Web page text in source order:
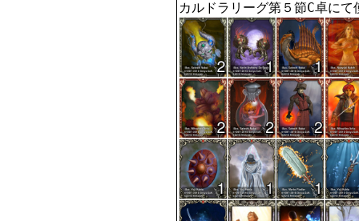
カルドラリーグ第５節C卓に